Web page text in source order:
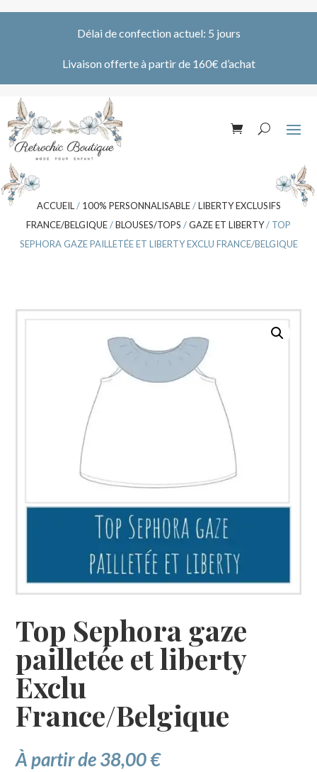
Délai de confection actuel: 5 jours
Livaison offerte à partir de 160€ d’achat
ACCUEIL / 100% PERSONNALISABLE/LIBERTY EXCLUSIFS
FRANCE/BELGIQUE/BLOUSES/TOPS /GAZE ET LIBERTY/ TOP
SEPHORA GAZE PAILLETÉE ET LIBERTY EXCLU FRANCE/BELGIQUE
Top Sephora gaze
pailletée et liberty
Exclu
France/Belgique
À partir de38,00€